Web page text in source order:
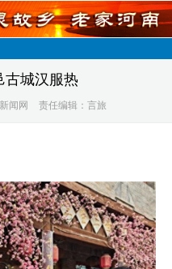
古城汉服热
闻网 责任编辑：言旅